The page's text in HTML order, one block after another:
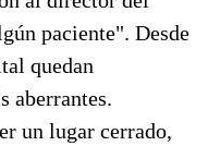
paciente". Desde
quedan
aberrantes.
un lugar cerrado,